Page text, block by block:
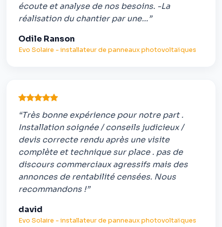
écoute et analyse de nos besoins. -La
réalisation du chantier par une…”
Odile Ranson
Evo Solaire - installateur de panneaux photovoltaïques
“Très bonne expérience pour notre part .
Installation soignée / conseils judicieux /
devis correcte rendu après une visite
complète et technique sur place . pas de
discours commerciaux agressifs mais des
annonces de rentabilité censées. Nous
recommandons !”
david
Evo Solaire - installateur de panneaux photovoltaïques